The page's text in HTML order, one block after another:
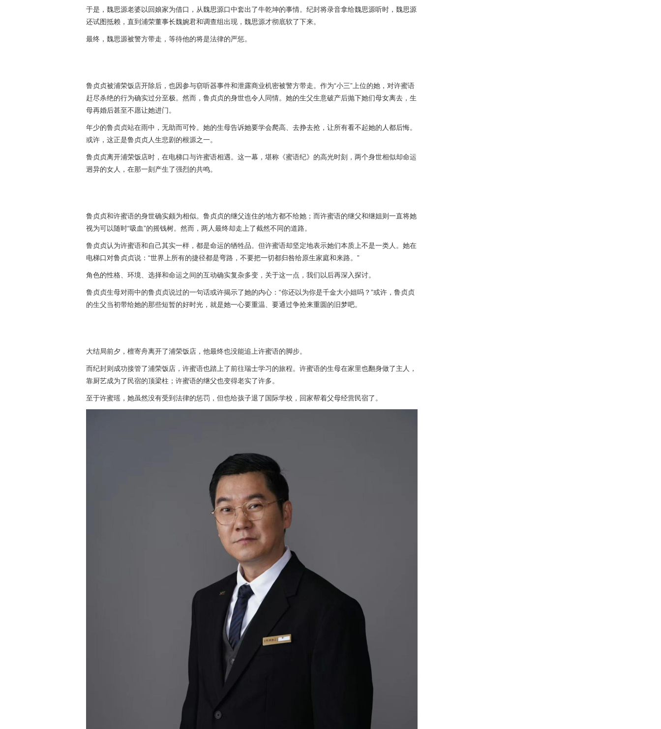
于是，魏思源老婆以回娘家为借口，从魏思源口中套出了牛乾坤的事情。纪封将录音拿给魏思源听时，魏思源
还试图抵赖，直到浦荣董事长魏婉君和调查组出现，魏思源才彻底软了下来。
最终，魏思源被警方带走，等待他的将是法律的严惩。
鲁贞贞被浦荣饭店开除后，也因参与窃听器事件和泄露商业机密被警方带走。作为“小三”上位的她，对许蜜语
赶尽杀绝的行为确实过分至极。然而，鲁贞贞的身世也令人同情。她的生父生意破产后抛下她们母女离去，生
母再婚后甚至不愿让她进门。
年少的鲁贞贞站在雨中，无助而可怜。她的生母告诉她要学会爬高、去挣去抢，让所有看不起她的人都后悔。
或许，这正是鲁贞贞人生悲剧的根源之一。
鲁贞贞离开浦荣饭店时，在电梯口与许蜜语相遇。这一幕，堪称《蜜语纪》的高光时刻，两个身世相似却命运
迥异的女人，在那一刻产生了强烈的共鸣。
鲁贞贞和许蜜语的身世确实颇为相似。鲁贞贞的继父连住的地方都不给她；而许蜜语的继父和继姐则一直将她
视为可以随时“吸血”的摇钱树。然而，两人最终却走上了截然不同的道路。
鲁贞贞认为许蜜语和自己其实一样，都是命运的牺牲品。但许蜜语却坚定地表示她们本质上不是一类人。她在
电梯口对鲁贞贞说：“世界上所有的捷径都是弯路，不要把一切都归咎给原生家庭和来路。”
角色的性格、环境、选择和命运之间的互动确实复杂多变，关于这一点，我们以后再深入探讨。
鲁贞贞生母对雨中的鲁贞贞说过的一句话或许揭示了她的内心：“你还以为你是千金大小姐吗？”或许，鲁贞贞
的生父当初带给她的那些短暂的好时光，就是她一心要重温、要通过争抢来重圆的旧梦吧。
大结局前夕，檀寄舟离开了浦荣饭店，他最终也没能追上许蜜语的脚步。
而纪封则成功接管了浦荣饭店，许蜜语也踏上了前往瑞士学习的旅程。许蜜语的生母在家里也翻身做了主人，
靠厨艺成为了民宿的顶梁柱；许蜜语的继父也变得老实了许多。
至于许蜜瑶，她虽然没有受到法律的惩罚，但也给孩子退了国际学校，回家帮着父母经营民宿了。